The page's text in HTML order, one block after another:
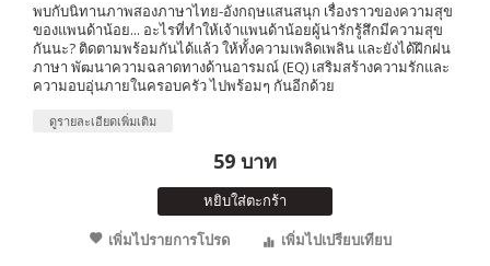
พบกับนิทานภาพสองภาษาไทย-อังกฤษแสนสนุก เรื่องราวของความสุข
ของแพนด้าน้อย... อะไรที่ทำให้เจ้าแพนด้าน้อยผู้น่ารักรู้สึกมีความสุข
กันนะ? ติดตามพร้อมกันได้แล้ว ให้ทั้งความเพลิดเพลิน และยังได้ฝึกฝน
ภาษา พัฒนาความฉลาดทางด้านอารมณ์ (EQ) เสริมสร้างความรักและ
ความอบอุ่นภายในครอบครัว ไปพร้อมๆ กันอีกด้วย
ดูรายละเอียดเพิ่มเติม
59 บาท
หยิบใส่ตะกร้า
เพิ่มไปรายการโปรด
เพิ่มไปเปรียบเทียบ